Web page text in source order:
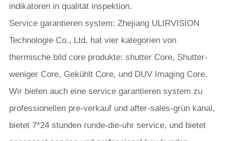
indikatoren in qualität inspektion.
Service garantieren system: Zhejiang ULIRVISION
Technologie Co., Ltd. hat vier kategorien von
thermische bild core produkte: shutter Core, Shutter-
weniger Core, Gekühlt Core, und DUV Imaging Core.
Wir bieten auch eine service garantieren system zu
professionellen pre-verkauf und after-sales-grün kanal,
bietet 7*24 stunden runde-die-uhr service, und bietet